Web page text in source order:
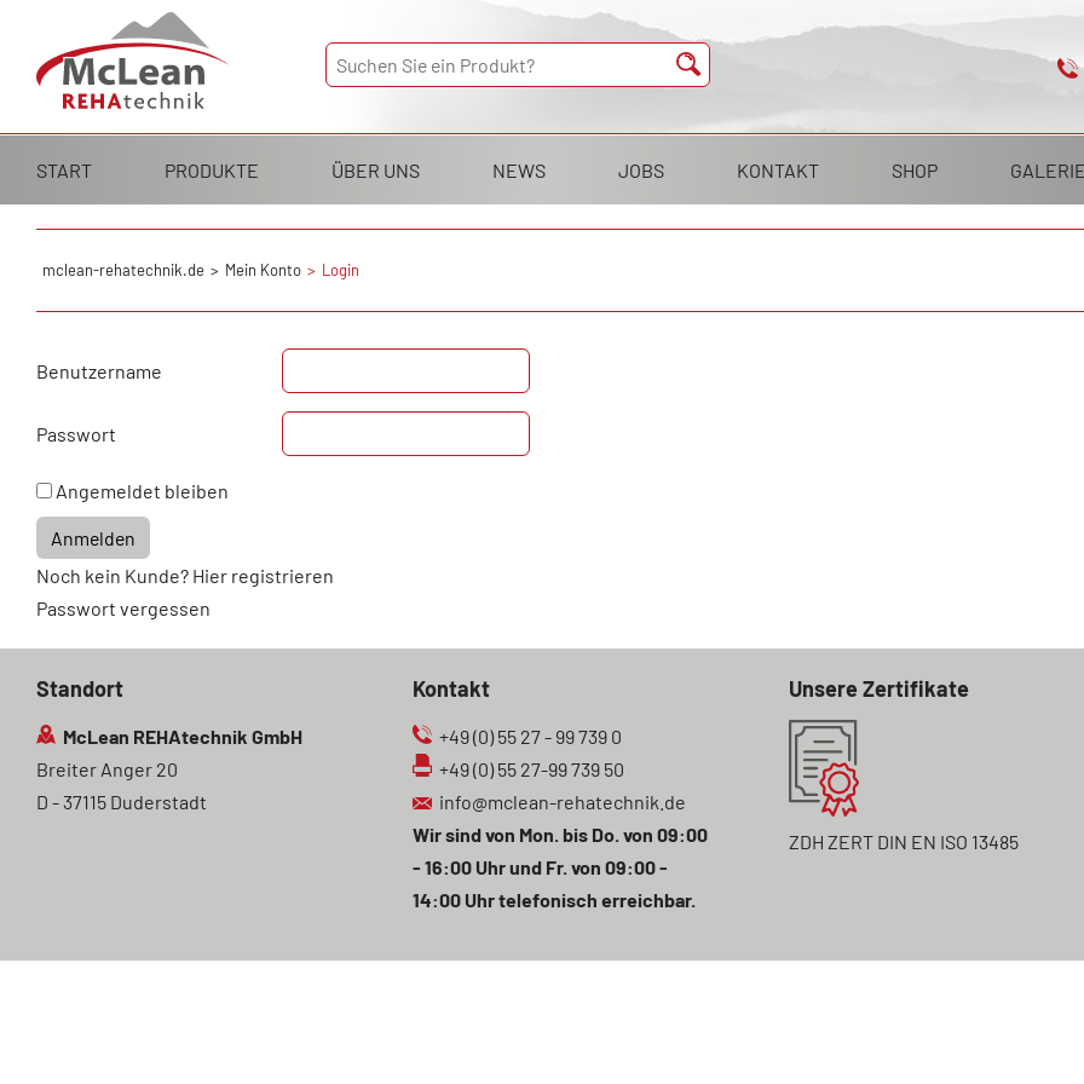
Navigation
überspringen
START PRODUKTE ÜBER UNS NEWS JOBS KONTAKT SHOP GALERIE
mclean-rehatechnik.de Mein Konto Login
Benutzername
Passwort
Angemeldet bleiben
Anmelden
Noch kein Kunde? Hier registrieren
Passwort vergessen
Standort
McLean REHAtechnik GmbH
Breiter Anger 20
D - 37115 Duderstadt
Kontakt
+49 (0) 55 27 - 99 739 0
+49 (0) 55 27-99 739 50
info@mclean-rehatechnik.de
Wir sind von Mon. bis Do. von 09:00
- 16:00 Uhr und Fr. von 09:00 -
14:00 Uhr telefonisch erreichbar.
Unsere Zertifikate
ZDH ZERT DIN EN ISO 13485